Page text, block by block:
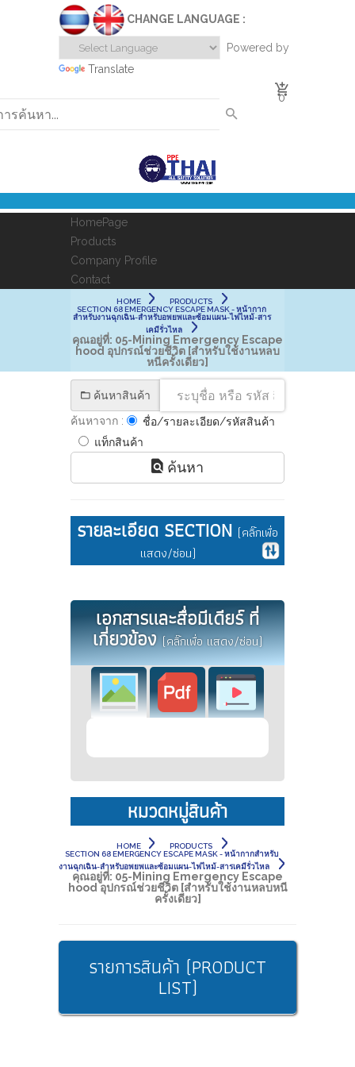
CHANGE LANGUAGE :
Powered by
Translate
0
HomePage
Products
Company Profile
Contact
HOME
PRODUCTS
SECTION 68 EMERGENCY ESCAPE MASK - หน้ากาก
สำหรับงานฉุกเฉิน-สำหรับอพยพและซ้อมแผน-ไฟไหม้-สาร
เคมีรั่วไหล
คุณอยู่ที่: 05-Mining Emergency Escape
hood อุปกรณ์ช่วยชีวิต [สำหรับใช้งานหลบ
หนีครั้งเดียว]
ค้นหาสินค้า
ค้นหาจาก :
ชื่อ/รายละเอียด/รหัสสินค้า
แท็กสินค้า
ค้นหา
รายละเอียด SECTION (คลิ๊กเพื่อ
แสดง/ซ่อน)
เอกสารและสื่อมีเดียร์ ที่
เกี่ยวข้อง(คลิ๊กเพื่อ แสดง/ซ่อน)
หมวดหมู่สินค้า
HOME
PRODUCTS
SECTION 68 EMERGENCY ESCAPE MASK - หน้ากากสำหรับ
งานฉุกเฉิน-สำหรับอพยพและซ้อมแผน-ไฟไหม้-สารเคมีรั่วไหล
คุณอยู่ที่: 05-Mining Emergency Escape
hood อุปกรณ์ช่วยชีวิต [สำหรับใช้งานหลบหนี
ครั้งเดียว]
รายการสินค้า (PRODUCT
LIST)